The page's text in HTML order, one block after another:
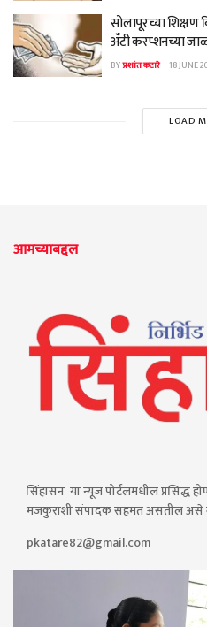
सोलापूरच्या
अँटी करप्शनच्या
BYप्रशांत कटारे 18 JUNE
LOAD
आमच्याबद्दल
सिंहासन या न्यूज पोर्टलमधील प्रसिद्ध
मजकुराशी संपादक सहमत असतील असे
pkatare82@gmail.com